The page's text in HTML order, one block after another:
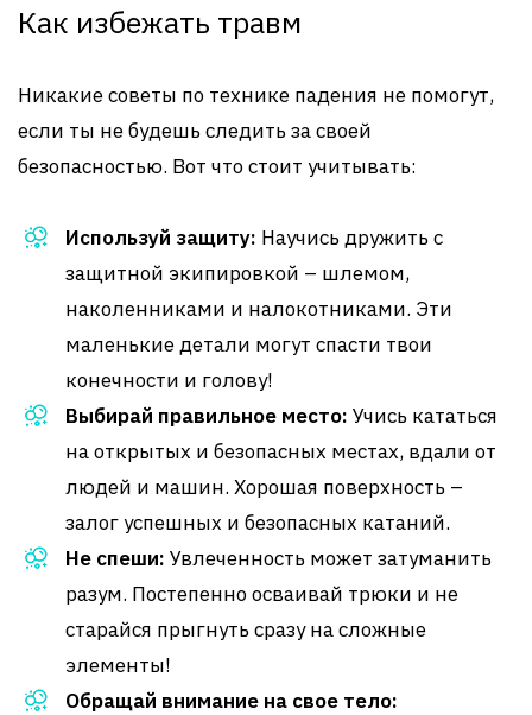
Как избежать травм
Никакие советы по технике падения не помогут,
если ты не будешь следить за своей
безопасностью. Вот что стоит учитывать:
Используй защиту: Научись дружить с
защитной экипировкой – шлемом,
наколенниками и налокотниками. Эти
маленькие детали могут спасти твои
конечности и голову!
Выбирай правильное место: Учись кататься
на открытых и безопасных местах, вдали от
людей и машин. Хорошая поверхность –
залог успешных и безопасных катаний.
Не спеши: Увлеченность может затуманить
разум. Постепенно осваивай трюки и не
старайся прыгнуть сразу на сложные
элементы!
Обращай внимание на свое тело: